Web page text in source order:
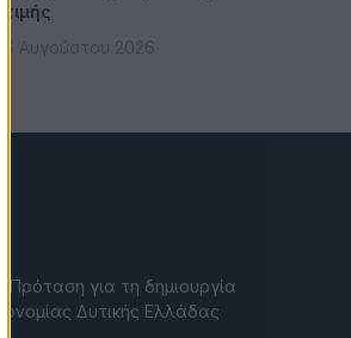
τιμής
6 Αυγούστου 2026
Πρόταση για τη δημιουργία
Δυτικής Ελλάδας